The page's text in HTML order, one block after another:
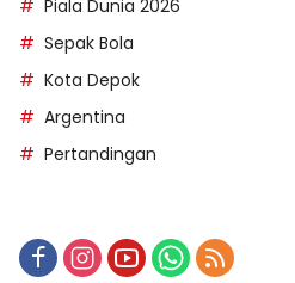
Piala Dunia 2026
Sepak Bola
Kota Depok
Argentina
Pertandingan